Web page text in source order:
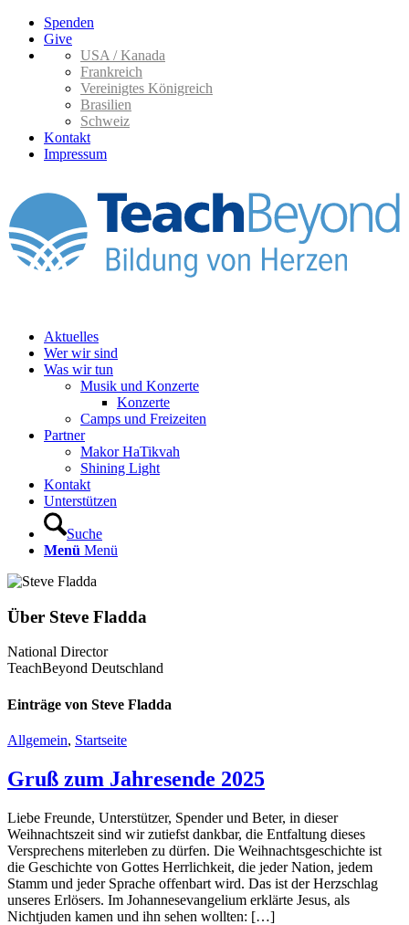
Spenden
Give
USA / Kanada
Frankreich
Vereinigtes Königreich
Brasilien
Schweiz
Kontakt
Impressum
Aktuelles
Wer wir sind
Was wir tun
Musik und Konzerte
Konzerte
Camps und Freizeiten
Partner
Makor HaTikvah
Shining Light
Kontakt
Unterstützen
Suche
Menü Menü
Über Steve Fladda
National Director
TeachBeyond Deutschland
Einträge von Steve Fladda
Allgemein, Startseite
Gruß zum Jahresende 2025
Liebe Freunde, Unterstützer, Spender und Beter, in dieser
Weihnachtszeit sind wir zutiefst dankbar, die Entfaltung dieses
Versprechens miterleben zu dürfen. Die Weihnachts­geschichte ist
die Geschichte von Gottes Herrlichkeit, die jeder Nation, jedem
Stamm und jeder Sprache offenbart wird. Das ist der Herzschlag
unseres Erlösers. Im Johannesevangelium erklärte Jesus, als
Nichtjuden kamen und ihn sehen wollten: […]